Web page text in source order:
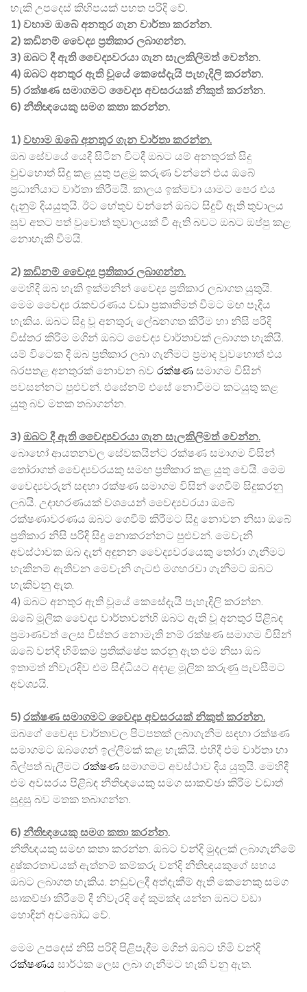
හැකි උපදෙස් කිහිපයක් පහත පරිදි වේ.
1) වහාම ඔබේ අනතුර ගැන වාර්තා කරන්න.
2) කඩිනම් වෛද්‍ය ප්‍රතිකාර ලබාගන්න.
3) ඔබට දී ඇති වෛද්‍යවරයා ගැන සැලකිලිමත් වෙන්න.
4) ඔබට අනතුර ඇති වූයේ කෙසේදැයි පැහැදිලි කරන්න.
5) රක්ෂණ සමාගමට වෛද්‍ය අවසරයක් නිකුත් කරන්න.
6) නීතිඥයෙකු සමග කතා කරන්න.
1) වහාම ඔබේ අනතුර ගැන වාර්තා කරන්න.
ඔබ සේවයේ යෙදී සිටින විටදී ඔබට යම් අනතුරක් සිදු
වුවහොත් සිදු කළ යුතු පළමු කරුණ වන්නේ එය ඔබේ
ප්‍රධානියාට වාර්තා කිරීමයි. කාලය ඉක්මවා යාමට පෙර එය
දැනුම් දියයුතුයි. ඊට හේතුව වන්නේ ඔබට සිදුවී ඇති තුවාලය
සුව අතට පත් වුවොත් තුවාලයක් වී ඇති බවට ඔබට ඔප්පු කළ
නොහැකි වීමයි.
2) කඩිනම් වෛද්‍ය ප්‍රතිකාර ලබාගන්න.
මෙහිදී ඔබ හැකි ඉක්මනින් වෛද්‍ය ප්‍රතිකාර ලබාගත යුතුයි.
මෙම වෛද්‍ය රැකවරණය වඩා ප්‍රකෘතිමත් වීමට මඟ පෑදිය
හැකිය. ඔබට සිදු වූ අනතුරු ලේඛනගත කිරීම හා නිසි පරිදි
විස්තර කිරීම මගින් ඔබට වෛද්‍ය වාර්තාවක් ලබාගත හැකියි.
යම් විටෙක දී ඔබ ප්‍රතිකාර ලබා ගැනීමට ප්‍රමාද වුවහොත් එය
බරපතළ අනතුරක් නොවන බව රක්ෂණ සමාගම විසින්
පවසන්නට පුළුවන්. එසේනම් එසේ නොවීමට කටයුතු කළ
යුතු බව මතක තබාගන්න.
3) ඔබට දී ඇති වෛද්‍යවරයා ගැන සැලකිලිමත් වෙන්න.
බොහෝ ආයතනවල සේවකයින්ට රක්ෂණ සමාගම විසින්
තෝරාගත් වෛද්‍යවරයකු සමඟ ප්‍රතිකාර කළ යුතු වෙයි. මෙම
වෛද්‍යවරුන් සඳහා රක්ෂණ සමාගම විසින් ගෙවීම් සිදුකරනු
ලබයි. උදාහරණයක් වශයෙන් වෛද්‍යවරයා ඔබේ
රක්ෂණාවරණය ඔබට ගෙවීම් කිරීමට සිදු නොවන නිසා ඔබේ
ප්‍රතිකාර නිසි පරිදි සිදු නොකරන්නට පුළුවන්. මෙවැනි
අවස්ථාවක ඔබ දැන් අඳුනන වෛද්‍යවරයෙකු තෝරා ගැනීමට
හැකිනම් ඇතිවන මෙවැනි ගැටළු මගහරවා ගැනීමට ඔබට
හැකිවනු ඇත.
4) ඔබට අනතුර ඇති වූයේ කෙසේදැයි පැහැදිලි කරන්න.
ඔබේ මූලික වෛද්‍ය වාර්තාවන්හි ඔබට ඇති වූ අනතුර පිළිබඳ
ප්‍රමාණවත් ලෙස විස්තර නොමැති නම් රක්ෂණ සමාගම විසින්
ඔබේ වන්දි හිමිකම ප්‍රතික්ෂේප කරනු ඇත එම නිසා ඔබ
ඉතාමත් නිවැරදිව එම සිද්ධියට අදාළ මූලික කරුණු පැවසීමට
අවශ්‍යයි.
5) රක්ෂණ සමාගමට වෛද්‍ය අවසරයක් නිකුත් කරන්න.
ඔබගේ වෛද්‍ය වාර්තාවල පිටපතක් ලබාගැනීම සඳහා රක්ෂණ
සමාගමට ඔබගෙන් ඉල්ලීමක් කළ හැකියි. එහිදී එම වාර්තා හා
බිල්පත් බැලීමට රක්ෂණ සමාගමට අවස්ථාව දිය යුතුයි. මෙහිදී
එම අවසරය පිළිබඳ නීතිඥයෙකු සමග සාකච්ඡා කිරීම වඩාත්
සුදුසු බව මතක තබාගන්න.
6) නීතිඥයෙකු සමග කතා කරන්න.
නීතීඥයකු සමඟ කතා කරන්න. ඔබට වන්දි මුදලක් ලබාගැනීමේ
දුෂ්කරතාවයක් ඇත්නම් කම්කරු වන්දි නීතිඥයකුගේ සහය
ඔබට ලබාගත හැකිය. නඩුවලදී අත්දැකීම් ඇති කෙනෙකු සමග
සාකච්ඡා කිරීමේ දී නිවැරදි දේ කුමක්ද යන්න ඔබට වඩා
හොඳින් අවබෝධ වේ.
මෙම උපදෙස් නිසි පරිදි පිළිපැදීම මගින් ඔබට හිමි වන්දි
රක්ෂණය සාර්ථක ලෙස ලබා ගැනීමට හැකි වනු ඇත.